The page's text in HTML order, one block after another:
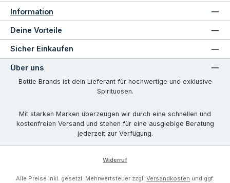
Information
Deine Vorteile
Sicher Einkaufen
Über uns
Bottle Brands ist dein Lieferant für hochwertige und exklusive
Spirituosen.
Mit starken Marken überzeugen wir durch eine schnellen und
kostenfreien Versand und stehen für eine ausgiebige Beratung
jederzeit zur Verfügung.
Widerruf
Alle Preise inkl. gesetzl. Mehrwertsteuer zzgl. Versandkosten und ggf.